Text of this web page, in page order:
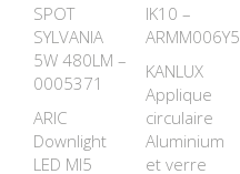
SPOT
SYLVANIA
5W 480LM –
0005371
ARIC
Downlight
LED MI5
IK10 –
ARMM006Y5
KANLUX
Applique
circulaire
Aluminium
et verre